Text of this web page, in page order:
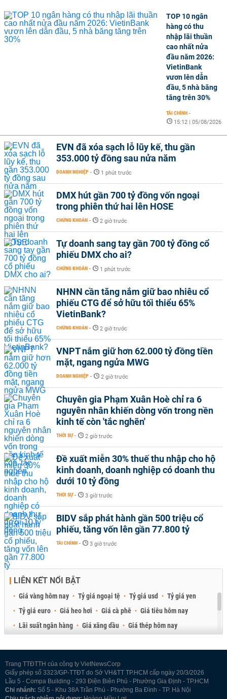
TOP 10 ngân
hàng có thu
nhập lãi thuần
cao nhất nửa
đầu năm 2026:
VietinBank
vươn lên dẫn
đầu, 5 nhà băng
tăng trên 30%
TÀI CHÍNH -
15:12 | 05/08/2026
EVN đã xóa sạch lỗ lũy kế, thu gần
353.000 tỷ đồng sau nửa năm
DOANH NGHIỆP - 1 phút trước
DMX hút gần 700 tỷ đồng vốn ngoại
trong phiên thứ hai lên HOSE
CHỨNG KHOÁN - 2 giờ trước
Tự doanh sang tay gần 700 tỷ đồng cổ
phiếu DMX cho ai?
CHỨNG KHOÁN - 1 phút trước
NHNN cần tăng nắm giữ bao nhiêu cổ
phiếu CTG để sở hữu tối thiểu 65%
VietinBank?
CHỨNG KHOÁN - 2 giờ trước
VNPT nắm giữ hơn 62.000 tỷ đồng tiền
mặt, ngang ngửa MWG
DOANH NGHIỆP - 2 giờ trước
Chuyên gia Phạm Xuân Hoè chỉ ra 6
nguyên nhân khiến dòng vốn trong nền
kinh tế còn 'tắc nghẽn'
THỜI SỰ - 2 giờ trước
Đề xuất miễn 30% thuế thu nhập cho hộ
kinh doanh, doanh nghiệp có doanh thu
dưới 10 tỷ đồng
THỜI SỰ - 3 giờ trước
BIDV sắp phát hành gần 500 triệu cổ
phiếu, tăng vốn lên gần 77.800 tỷ
TÀI CHÍNH - 3 giờ trước
LIÊN KẾT NỔI BẬT
Giá vàng hôm nay Tỷ giá ngoại tệ Tỷ giá usd
Tỷ giá yen
Tỷ giá euro
Giá heo hơi Giá cà phê
Giá tiêu hôm nay
Lãi suất ngân hàng
Giá xăng dầu
Giá thép hôm nay
Trang TTĐTTH của công ty VietNewsCorp
Giấy phép số 3323/GP-TTĐT do Sở VH&TT TP.HCM cấp ngày 20/3/2026
Lầu 5 - Compa Building - 293 Điện Biên Phủ - Phường Gia Định - TP.HCM
Chi nhánh: Số 5 - Khu 38A Trần Phú - Phường Ba Đình - TP. Hà Nội